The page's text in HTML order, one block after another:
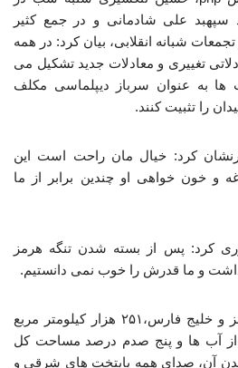
سپهبد علی شادمانی و در جمع کثیر
شبانه انقلابی، بیان کرد: در همه
تغییری و معادلات جدید تشکیل می
ها به عنوان سرباز دیپلماسی مکلف
را تثبیت کنند.
کرد: خیال مان راحت است این
و خون خواهی او چندین برابر از ما
کرد: پس از بسته شدن تنگه هرمز
و ما قدرش را خوب نمی دانستیم.
وی افزود: وسعت تنگه هرمز و خلیج فارس،۲۵۱ هزار کیلومتر مربع
آب ها و پنج صدم درصد مساحت کل
آن، صدای همه پایتخت های شرقی و